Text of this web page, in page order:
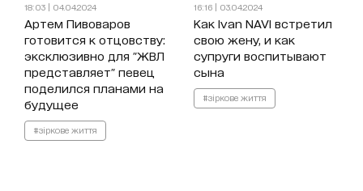
18:03 | 04.04.2024
Артем Пивоваров
готовится к отцовству:
эксклюзивно для "ЖВЛ
представляет" певец
поделился планами на
будущее
#зіркове життя
16:16 | 03.04.2024
Как Ivan NAVI встретил
свою жену, и как
супруги воспитывают
сына
#зіркове життя